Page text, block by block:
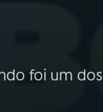
foi um dos